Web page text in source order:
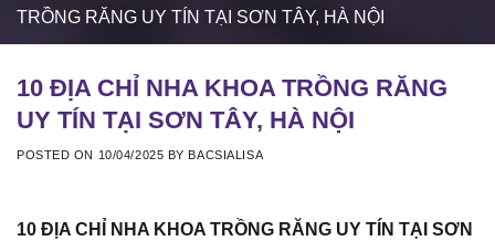
TRỒNG RĂNG UY TÍN TẠI SƠN TÂY, HÀ NỘI
10 ĐỊA CHỈ NHA KHOA TRỒNG RĂNG
UY TÍN TẠI SƠN TÂY, HÀ NỘI
POSTED ON 10/04/2025 BY BACSIALISA
10 ĐỊA CHỈ NHA KHOA TRỒNG RĂNG UY TÍN TẠI SƠN